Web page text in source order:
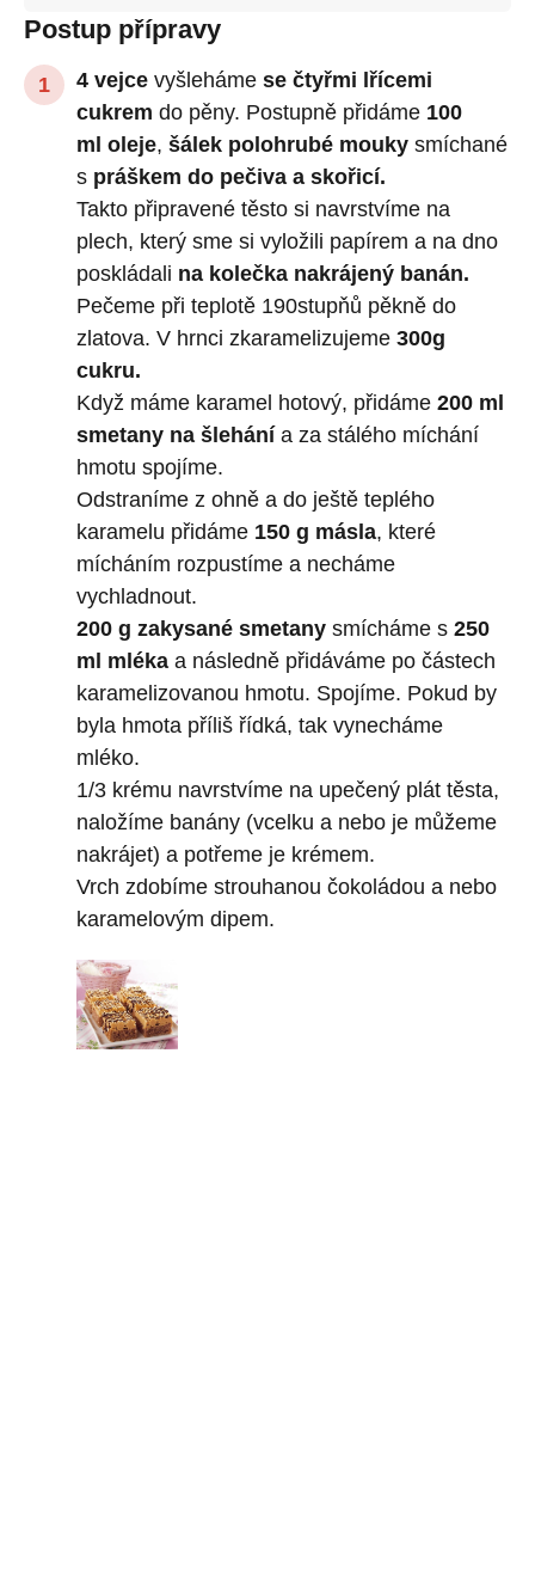
Postup přípravy
4 vejce vyšleháme se čtyřmi lřícemi
cukrem do pěny. Postupně přidáme 100
ml oleje, šálek polohrubé mouky smíchané
s práškem do pečiva a skořicí.
Takto připravené těsto si navrstvíme na
plech, který sme si vyložili papírem a na dno
poskládali na kolečka nakrájený banán.
Pečeme při teplotě 190stupňů pěkně do
zlatova. V hrnci zkaramelizujeme 300g
cukru.
Když máme karamel hotový, přidáme 200 ml
smetany na šlehánía za stálého míchání
hmotu spojíme.
Odstraníme z ohně a do ještě teplého
karamelu přidáme 150 g másla, které
mícháním rozpustíme a necháme
vychladnout.
200 g zakysané smetany smícháme s 250
ml mléka a následně přidáváme po částech
karamelizovanou hmotu. Spojíme. Pokud by
byla hmota příliš řídká, tak vynecháme
mléko.
1/3 krému navrstvíme na upečený plát těsta,
naložíme banány (vcelku a nebo je můžeme
nakrájet) a potřeme je krémem.
Vrch zdobíme strouhanou čokoládou a nebo
karamelovým dipem.